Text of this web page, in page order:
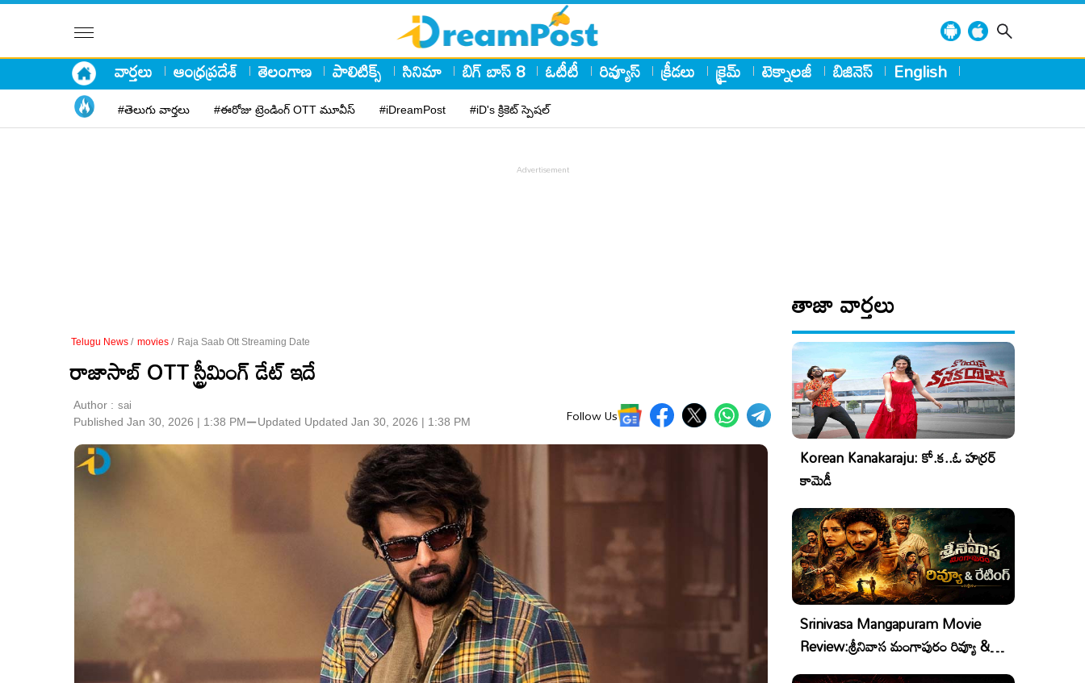
వార్తలు ఆంధ్రప్రదేశ్ తెలంగాణ పాలిటిక్స్ సినిమా బిగ్ బాస్ 8 ఓటీటీ రివ్యూస్ క్రీడలు క్రైమ్ టెక్నాలజీ బిజినెస్ English
#తెలుగు వార్తలు #ఈరోజు ట్రెండింగ్ OTT మూవీస్ #iDreamPost #iD's క్రికెట్ స్పెషల్
Telugu News / movies / Raja Saab Ott Streaming Date
రాజాసాబ్ OTT స్ట్రీమింగ్ డేట్ ఇదే
Author : sai
Published Jan 30, 2026 | 1:38 PM⚊Updated Updated Jan 30, 2026 | 1:38 PM Follow Us
తాజా వార్తలు
Korean Kanakaraju: కో.క..ఓ హర్రర్
కామెడీ
Srinivasa Mangapuram Movie
Review:శ్రీనివాస మంగాపురం రివ్యూ &
రేటింగ్